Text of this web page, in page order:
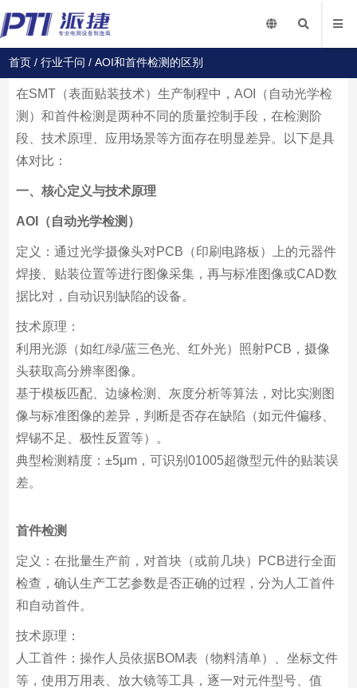
首页 /行业千问 / AOI和首件检测的区别
在SMT（表面贴装技术）生产制程中，AOI（自动光学检
测）和首件检测是两种不同的质量控制手段，在检测阶
段、技术原理、应用场景等方面存在明显差异。以下是具
体对比：
一、核心定义与技术原理
AOI（自动光学检测）
定义：通过光学摄像头对PCB（印刷电路板）上的元器件
焊接、贴装位置等进行图像采集，再与标准图像或CAD数
据比对，自动识别缺陷的设备。
技术原理：
利用光源（如红/绿/蓝三色光、红外光）照射PCB，摄像
头获取高分辨率图像。
基于模板匹配、边缘检测、灰度分析等算法，对比实测图
像与标准图像的差异，判断是否存在缺陷（如元件偏移、
焊锡不足、极性反置等）。
典型检测精度：±5μm，可识别01005超微型元件的贴装误
差。
首件检测
定义：在批量生产前，对首块（或前几块）PCB进行全面
检查，确认生产工艺参数是否正确的过程，分为人工首件
和自动首件。
技术原理：
人工首件：操作人员依据BOM表（物料清单）、坐标文件
等，使用万用表、放大镜等工具，逐一对元件型号、值